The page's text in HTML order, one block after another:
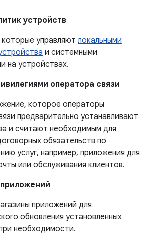
устройств
управляют локальными
и системными
на устройствах.
оператора связи
которое операторы
предварительно устанавливают
и считают необходимым для
обязательств по
услуг, например, приложения для
или обслуживания клиентов.
приложений для
обновления установленных
необходимости.